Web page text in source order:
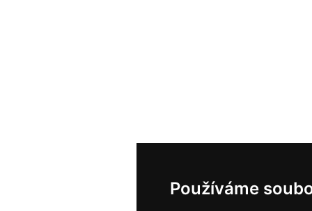
Používáme